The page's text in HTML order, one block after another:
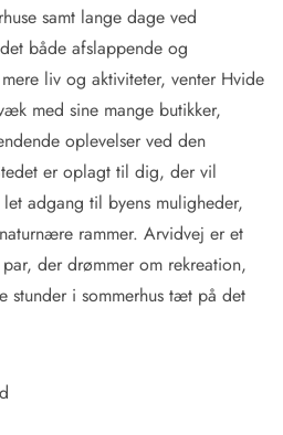
samt lange dage ved
både afslappende og
liv og aktiviteter, venter Hvide
med sine mange butikker,
oplevelser ved den
er oplagt til dig, der vil
adgang til byens muligheder,
rammer. Arvidvej er et
der drømmer om rekreation,
stunder i sommerhus tæt på det